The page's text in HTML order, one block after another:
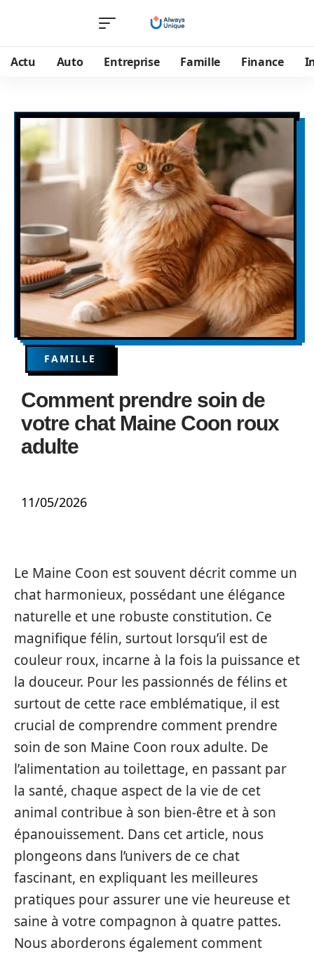
Actu Auto Entreprise Famille Finance
FAMILLE
Comment prendre soin de
votre chat Maine Coon roux
adulte
11/05/2026
Le Maine Coon est souvent décrit comme un
chat harmonieux, possédant une élégance
naturelle et une robuste constitution. Ce
magnifique félin, surtout lorsqu’il est de
couleur roux, incarne à la fois la puissance et
la douceur. Pour les passionnés de félins et
surtout de cette race emblématique, il est
crucial de comprendre comment prendre
soin de son Maine Coon roux adulte. De
l’alimentation au toilettage, en passant par
la santé, chaque aspect de la vie de cet
animal contribue à son bien-être et à son
épanouissement. Dans cet article, nous
plongeons dans l’univers de ce chat
fascinant, en expliquant les meilleures
pratiques pour assurer une vie heureuse et
saine à votre compagnon à quatre pattes.
Nous aborderons également comment